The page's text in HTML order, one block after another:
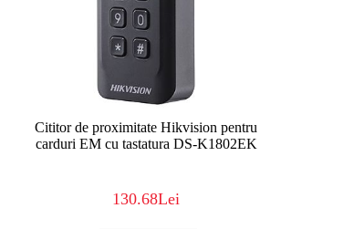
Cititor de proximitate Hikvision pentru
carduri EM cu tastatura DS-K1802EK
130.68Lei